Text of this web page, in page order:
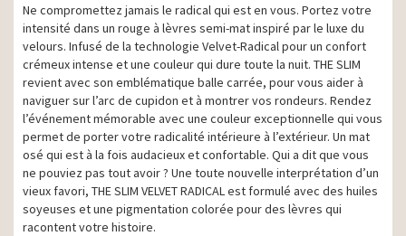
Ne compromettez jamais le radical qui est en vous. Portez votre
intensité dans un rouge à lèvres semi-mat inspiré par le luxe du
velours. Infusé de la technologie Velvet-Radical pour un confort
crémeux intense et une couleur qui dure toute la nuit. THE SLIM
revient avec son emblématique balle carrée, pour vous aider à
naviguer sur l’arc de cupidon et à montrer vos rondeurs. Rendez
l’événement mémorable avec une couleur exceptionnelle qui vous
permet de porter votre radicalité intérieure à l’extérieur. Un mat
osé qui est à la fois audacieux et confortable. Qui a dit que vous
ne pouviez pas tout avoir ? Une toute nouvelle interprétation d’un
vieux favori, THE SLIM VELVET RADICAL est formulé avec des huiles
soyeuses et une pigmentation colorée pour des lèvres qui
racontent votre histoire.